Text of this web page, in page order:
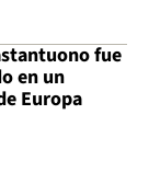
fue
en un
Europa